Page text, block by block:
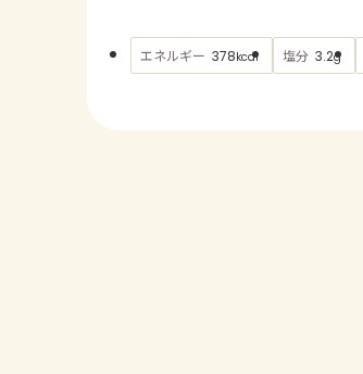
エネルギー 378kcal 塩分 3.2g